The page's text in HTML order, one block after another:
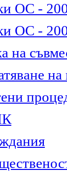
ОС -
ОС -
на